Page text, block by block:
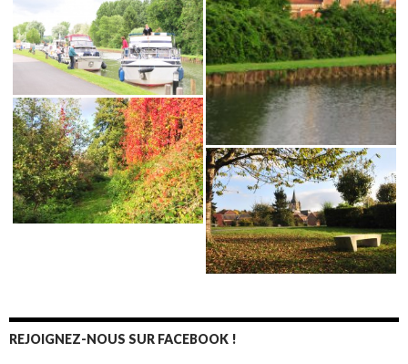
REJOIGNEZ-NOUS SUR FACEBOOK !